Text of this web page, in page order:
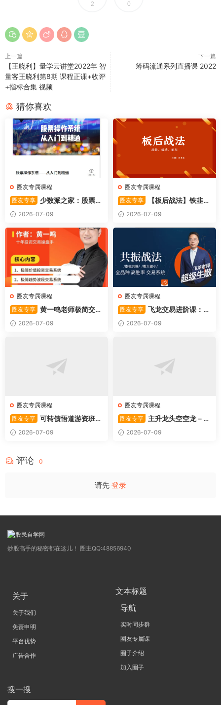
2 0
上一篇
【王晓利】量学云讲堂2022年 智
量客王晓利第8期 课程正课+收评
+指标合集 视频
下一篇
筹码流通系列直播课 2022
猜你喜欢
圈友专属课程
圈友专享
少数派之家：股票操
作系统—从入门到精通
2026-07-09
圈友专属课程
圈友专享
【板后战法】铁韭菜
板后强势战法
2026-07-09
圈友专属课程
圈友专享 黄一鸣老师极简交易
系统2026-07-09
圈友专属课程
圈友专享 飞龙交易进阶课：共
振战法
2026-07-09
圈友专属课程
圈友专享 可转债悟道游资班出
奇系列悟道系列守正系列课程-
卓妍
2026-07-09
圈友专属课程
圈友专享
主升龙头空空龙－竞
价抢筹盘口的量化公式与十几
年的体系干货，全篇2026061
2026-07-09
评论 0
请先 登录
炒股高手的秘密都在这儿！ 圈主QQ:48856940
关于
关于我们
免责申明
平台优势
广告合作
文本标题
导航
实时同步群
圈友专属课
圈子介绍
加入圈子
搜一搜